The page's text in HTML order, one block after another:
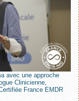
avec une approche
Clinicienne,
France EMDR